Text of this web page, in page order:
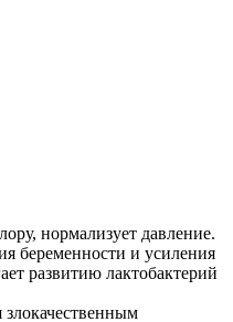
нормализует давление.
беременности и усиления
развитию лактобактерий